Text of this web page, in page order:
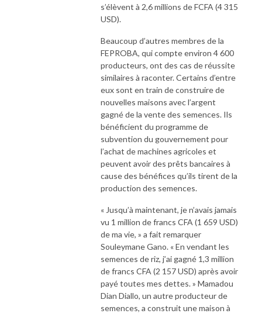
s’élèvent à 2,6 millions de FCFA (4 315
USD).
Beaucoup d’autres membres de la
FEPROBA, qui compte environ 4 600
producteurs, ont des cas de réussite
similaires à raconter. Certains d’entre
eux sont en train de construire de
nouvelles maisons avec l’argent
gagné de la vente des semences. Ils
bénéficient du programme de
subvention du gouvernement pour
l’achat de machines agricoles et
peuvent avoir des prêts bancaires à
cause des bénéfices qu’ils tirent de la
production des semences.
« Jusqu’à maintenant, je n’avais jamais
vu 1 million de francs CFA (1 659 USD)
de ma vie, » a fait remarquer
Souleymane Gano. « En vendant les
semences de riz, j’ai gagné 1,3 million
de francs CFA (2 157 USD) après avoir
payé toutes mes dettes. » Mamadou
Dian Diallo, un autre producteur de
semences, a construit une maison à